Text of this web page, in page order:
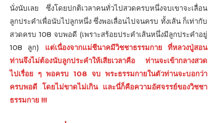
นั่งนับเลย ซึ่งโดยปกติเวลาคนทั่วไปสวดครบหนึ่งจบเขาจะเลื่อน
ลูกประคำเพื่อนับไปลูกหนึ่ง ซึ่งพอเลื่อนไปจนครบ ทั้งเส้น ก็เท่ากับ
สวดครบ 108 จบพอดี (เพราะสร้อยประคำเส้นหนึ่งมีลูกประคำอยู่
108 ลูก) แต่เนื่องจากแม่ชีนาคมีวิชชาธรรมกาย ที่หลวงปู่สอน
ท่านจึงไม่ต้องนับลูกประคำให้เสียเวลาคือ ท่านจะเข้ากลางสวด
ไปเรื่อย ๆ พอครบ 108 จบ พระธรรมกายในตัวท่านจะบอกว่า
ครบพอดี โดยไม่ขาดไม่เกิน และนี่ก็คือความอัศจรรย์ของวิชชา
ธรรมกาย !!!